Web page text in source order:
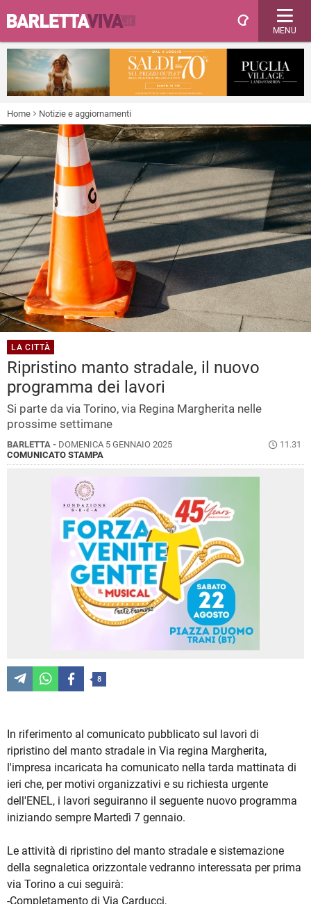
MENU
Home Notizie e aggiornamenti
LA CITTÀ
Ripristino manto stradale, il nuovo
programma dei lavori
Si parte da via Torino, via Regina Margherita nelle
prossime settimane
BARLETTA - DOMENICA 5 GENNAIO 2025
11.31
COMUNICATO STAMPA
8
In riferimento al comunicato pubblicato sul lavori di
ripristino del manto stradale in Via regina Margherita,
l'impresa incaricata ha comunicato nella tarda mattinata di
ieri che, per motivi organizzativi e su richiesta urgente
dell'ENEL, i lavori seguiranno il seguente nuovo programma
iniziando sempre Martedì 7 gennaio.
Le attività di ripristino del manto stradale e sistemazione
della segnaletica orizzontale vedranno interessata per prima
via Torino a cui seguirà:
-Completamento di Via Carducci,